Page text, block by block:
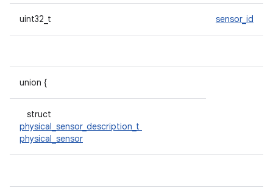
uint32_t sensor_id
union {
struct
physical_sensor_description_t
physical_sensor